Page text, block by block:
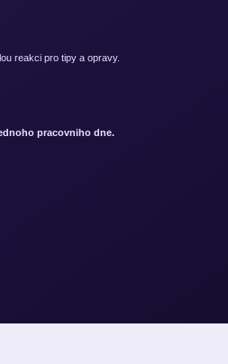
reakci pro tipy a opravy.
pracovniho dne.